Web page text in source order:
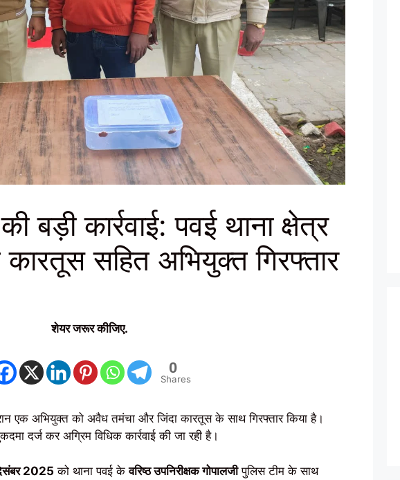
कार्रवाई: पवई थाना क्षेत्र
सहित अभियुक्त गिरफ्तार
शेयर जरूर कीजिए.
0
Shares
एक अभियुक्त को अवैध तमंचा और जिंदा कारतूस के साथ गिरफ्तार किया है।
दर्ज कर अग्रिम विधिक कार्रवाई की जा रही है।
2025 को थाना पवई केवरिष्ठ उपनिरीक्षक गोपालजीपुलिस टीम के साथ